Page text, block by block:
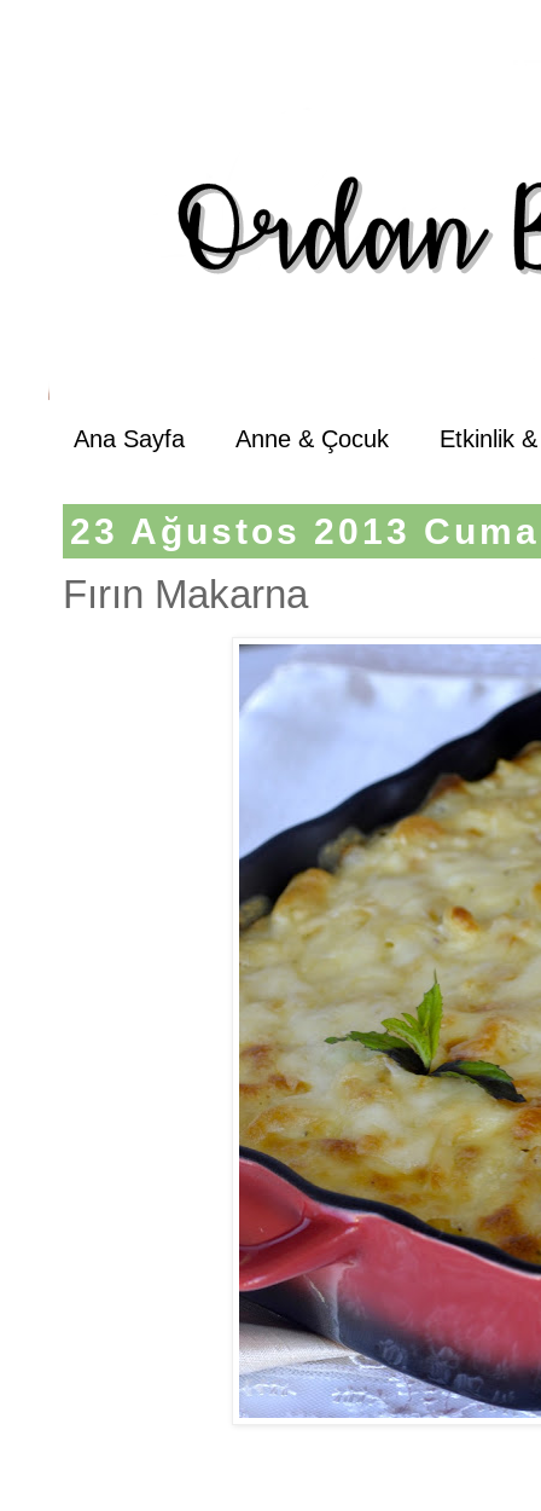
Ana Sayfa Anne & Çocuk Etkinlik
23 Ağustos 2013 Cuma
Fırın Makarna